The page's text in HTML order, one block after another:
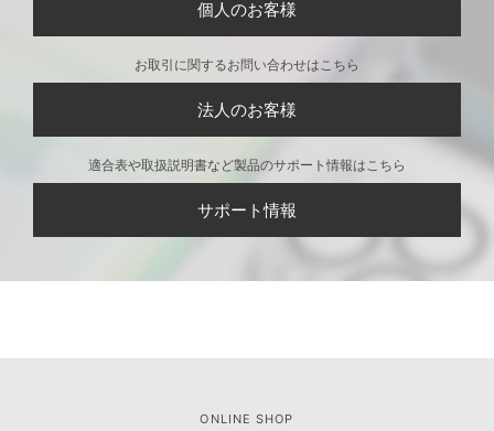
個人のお客様
お取引に関するお問い合わせはこちら
法人のお客様
適合表や取扱説明書など製品のサポート情報はこちら
サポート情報
ONLINE SHOP